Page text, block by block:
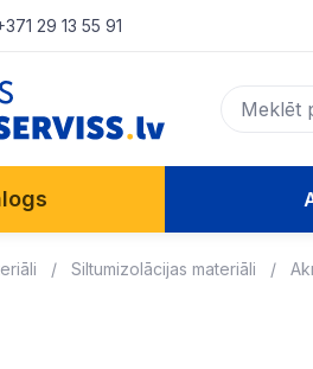
29 13 55 91
Siltumizolācijas materiāli